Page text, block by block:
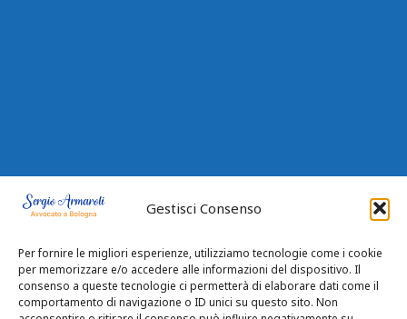
Gestisci Consenso
Per fornire le migliori esperienze, utilizziamo tecnologie come i cookie
per memorizzare e/o accedere alle informazioni del dispositivo. Il
consenso a queste tecnologie ci permetterà di elaborare dati come il
comportamento di navigazione o ID unici su questo sito. Non
Privacy Policy|Cookie Policy